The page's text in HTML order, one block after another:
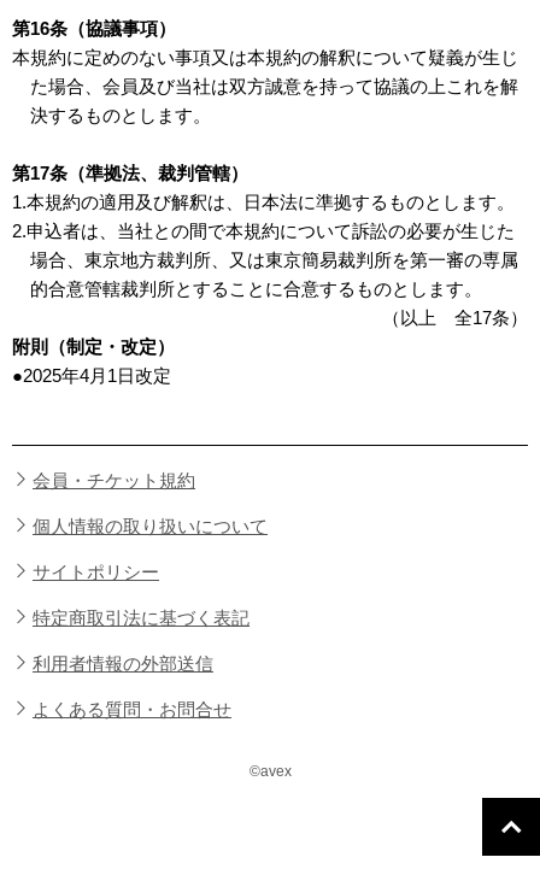
第16条（協議事項）
本規約に定めのない事項又は本規約の解釈について疑義が生じ
た場合、会員及び当社は双方誠意を持って協議の上これを解
決するものとします。
第17条（準拠法、裁判管轄）
1.本規約の適用及び解釈は、日本法に準拠するものとします。
2.申込者は、当社との間で本規約について訴訟の必要が生じた
場合、東京地方裁判所、又は東京簡易裁判所を第一審の専属
的合意管轄裁判所とすることに合意するものとします。
（以上 全17条）
附則（制定・改定）
●2025年4月1日改定
会員・チケット規約
個人情報の取り扱いについて
サイトポリシー
特定商取引法に基づく表記
利用者情報の外部送信
よくある質問・お問合せ
©avex